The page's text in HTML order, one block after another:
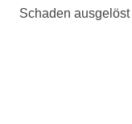
Schaden ausgelöst